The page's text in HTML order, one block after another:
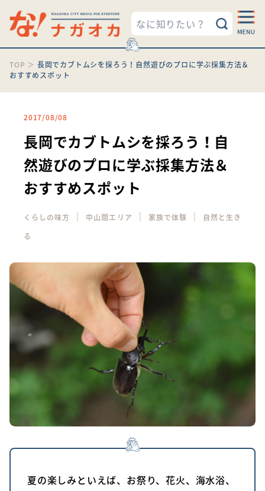
TOP ＞ 長岡でカブトムシを採ろう！自然遊びのプロに学ぶ採集方法＆
おすすめスポット
2017/08/08
長岡でカブトムシを採ろう！自
然遊びのプロに学ぶ採集方法＆
おすすめスポット
くらしの味方 ｜ 中山間エリア ｜ 家族で体験 ｜
自然と生き
る
夏の楽しみといえば、お祭り、花火、海水浴、